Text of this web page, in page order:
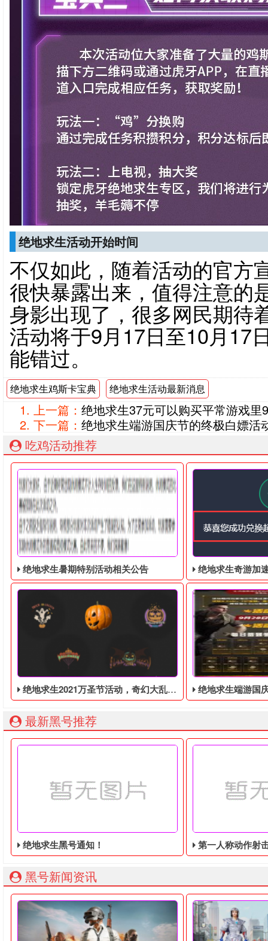
绝地求生活动开始时间
不仅如此，随着活动的官方
很快暴露出来，值得注意的
身影出现了，很多网民期待
活动将于9月17日至10月17
能错过。
绝地求生鸡斯卡宝典 绝地求生活动最新消息
上一篇： 绝地求生37元可以购买平常游戏里
下一篇： 绝地求生端游国庆节的终极白嫖活
吃鸡活动推荐
绝地求生暑期特别活动相关公告 绝地求生奇游加速器免
绝地求生2021万圣节活动，奇幻大乱斗回归，还有新皮肤和新地图 绝地求生端游国庆节的终极白嫖活
最新黑号推荐
绝地求生黑号通知！ 第一人称动作射击游戏《绝地
黑号新闻资讯